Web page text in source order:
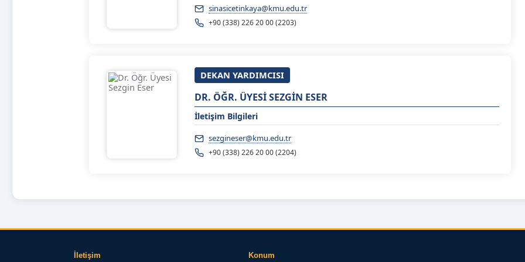
sinasicetinkaya@kmu.edu.tr
+90 (338) 226 20 00 (2203)
DEKAN YARDIMCISI
DR. ÖĞR. ÜYESİ SEZGİN ESER
İletişim Bilgileri
sezgineser@kmu.edu.tr
+90 (338) 226 20 00 (2204)
İletişim Konum